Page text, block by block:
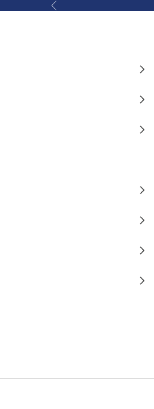
Precedente